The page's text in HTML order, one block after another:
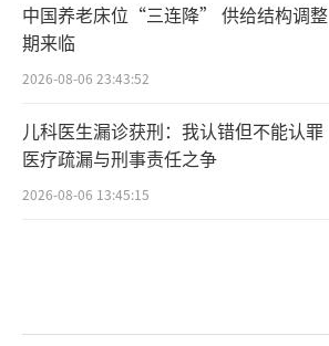
中国养老床位“三连降” 供给结构调整
期来临
2026-08-06 23:43:52
儿科医生漏诊获刑：我认错但不能认罪
医疗疏漏与刑事责任之争
2026-08-06 13:45:15